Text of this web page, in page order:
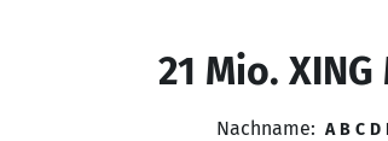
21 Mio.
Nachname: A B C D